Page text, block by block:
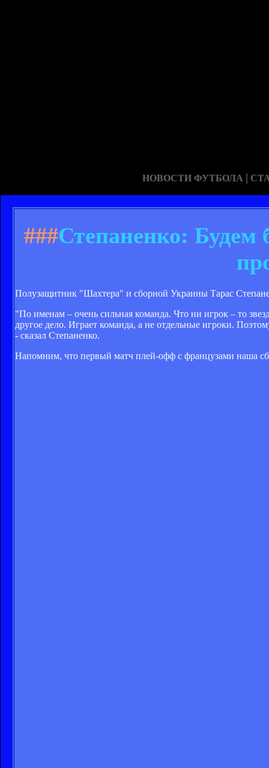
НОВОСТИ ФУТБОЛА |
###Степаненко: Будем
Полузащитник "Шахтера" и сборной Украины Тарас
"По именам – очень сильная команда. Что ни игрок – то
другое дело. Играет команда, а не отдельные игроки.
- сказал Степаненко.
Напомним, что первый матч плей-офф с французами наша